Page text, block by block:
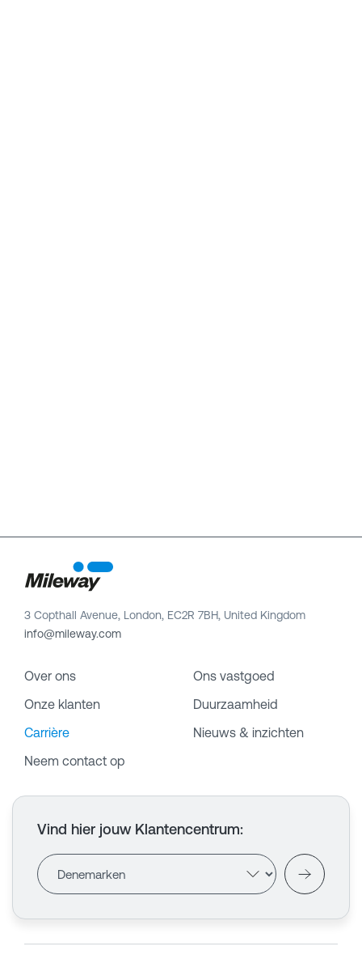
3 Copthall Avenue, London, EC2R 7BH, United Kingdom
info@mileway.com
Over ons
Ons vastgoed
Onze klanten
Duurzaamheid
Carrière
Nieuws & inzichten
Neem contact op
Vind hier jouw Klantencentrum: